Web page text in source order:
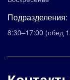
Подразделения:
8:30–17:00 (обед